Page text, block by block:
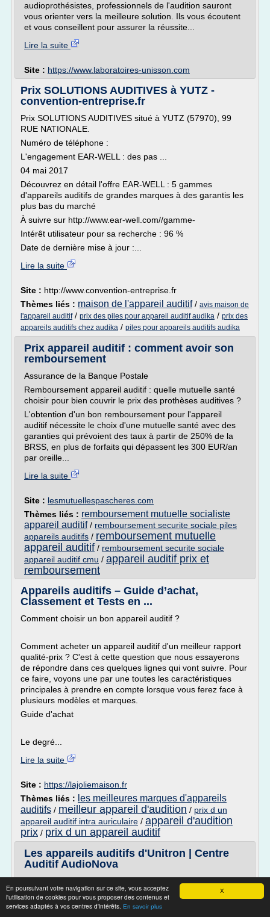
X
En poursuivant votre navigation sur ce site, vous acceptez
l'utilisation de cookies pour vous proposer des contenus et
services adaptés à vos centres d'intérêts. En savoir plus
audioprothésistes, professionnels de l'audition sauront
vous orienter vers la meilleure solution. Ils vous écoutent
et vous conseillent pour assurer la réussite...
Lire la suite
Site : https://www.laboratoires-unisson.com
Prix SOLUTIONS AUDITIVES à YUTZ -
convention-entreprise.fr
Prix SOLUTIONS AUDITIVES situé à YUTZ (57970), 99
RUE NATIONALE.
Numéro de téléphone :
L'engagement EAR-WELL : des pas ...
04 mai 2017
Découvrez en détail l'offre EAR-WELL : 5 gammes
d'appareils auditifs de grandes marques à des garantis les
plus bas du marché
À suivre sur http://www.ear-well.com//gamme-
Intérêt utilisateur pour sa recherche : 96 %
Date de dernière mise à jour :...
Lire la suite
Site : http://www.convention-entreprise.fr
Thèmes liés : maison de l'appareil auditif/ avis maison de
l'appareil auditif/ prix des piles pour appareil auditif audika / prix des
appareils auditifs chez audika / piles pour appareils auditifs audika
Prix appareil auditif : comment avoir son
remboursement
Assurance de la Banque Postale
Remboursement appareil auditif : quelle mutuelle santé
choisir pour bien couvrir le prix des prothèses auditives ?
L'obtention d'un bon remboursement pour l'appareil
auditif nécessite le choix d'une mutuelle santé avec des
garanties qui prévoient des taux à partir de 250% de la
BRSS, en plus de forfaits qui dépassent les 300 EUR/an
par oreille...
Lire la suite
Site : lesmutuellespascheres.com
Thèmes liés : remboursement mutuelle socialiste
appareil auditif/ remboursement securite sociale piles
appareils auditifs / remboursement mutuelle
appareil auditif / remboursement securite sociale
appareil auditif cmu / appareil auditif prix et
remboursement
Appareils auditifs – Guide d’achat,
Classement et Tests en ...
Comment choisir un bon appareil auditif ?
Comment acheter un appareil auditif d'un meilleur rapport
qualité-prix ? C'est à cette question que nous essayerons
de répondre dans ces quelques lignes qui vont suivre. Pour
ce faire, voyons une par une toutes les caractéristiques
principales à prendre en compte lorsque vous ferez face à
plusieurs modèles et marques.
Guide d'achat
Le degré...
Lire la suite
Site : https://lajoliemaison.fr
Thèmes liés : les meilleures marques d'appareils
auditifs / meilleur appareil d'audition / prix d un
appareil auditif intra auriculaire / appareil d'audition
prix / prix d un appareil auditif
Les appareils auditifs d'Unitron | Centre
Auditif AudioNova
Appareils auditifs Unitron
Unitron offre des prothèses auditives abordables, dotées